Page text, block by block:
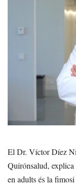
El Dr. Víctor Díez
Quirónsalud,
en adults és la